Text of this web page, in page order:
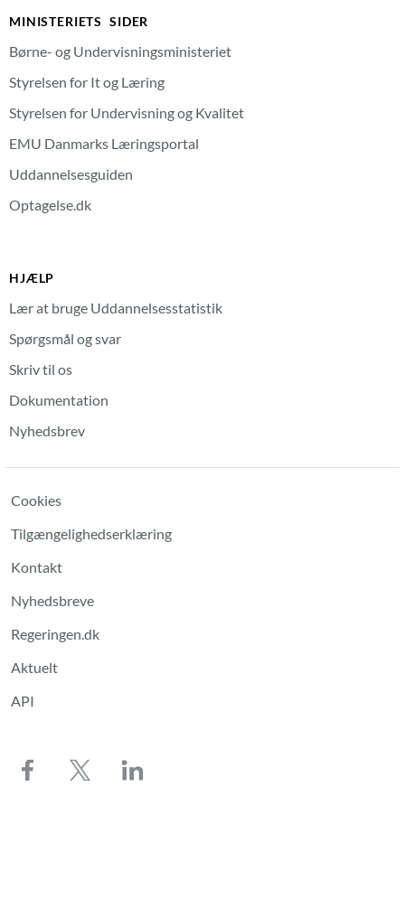
MINISTERIETS SIDER
Børne- og Undervisningsministeriet
Styrelsen for It og Læring
Styrelsen for Undervisning og Kvalitet
EMU Danmarks Læringsportal
Uddannelsesguiden
Optagelse.dk
HJÆLP
Lær at bruge Uddannelsesstatistik
Spørgsmål og svar
Skriv til os
Dokumentation
Nyhedsbrev
Cookies
Tilgængelighedserklæring
Kontakt
Nyhedsbreve
Regeringen.dk
Aktuelt
API